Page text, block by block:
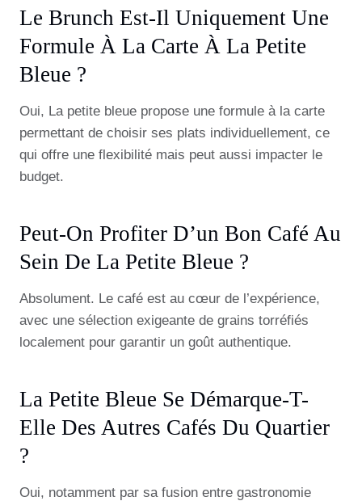
Le Brunch Est-Il Uniquement Une
Formule À La Carte À La Petite
Bleue ?
Oui, La petite bleue propose une formule à la carte
permettant de choisir ses plats individuellement, ce
qui offre une flexibilité mais peut aussi impacter le
budget.
Peut-On Profiter D’un Bon Café Au
Sein De La Petite Bleue ?
Absolument. Le café est au cœur de l’expérience,
avec une sélection exigeante de grains torréfiés
localement pour garantir un goût authentique.
La Petite Bleue Se Démarque-T-
Elle Des Autres Cafés Du Quartier
?
Oui, notamment par sa fusion entre gastronomie